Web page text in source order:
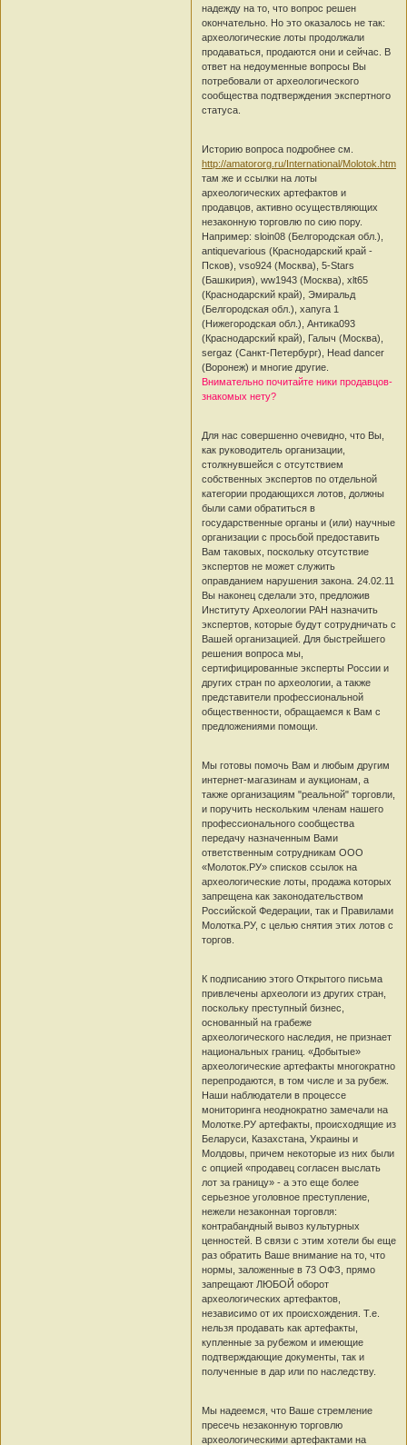
надежду на то, что вопрос решен
окончательно. Но это оказалось не так:
археологические лоты продолжали
продаваться, продаются они и сейчас. В
ответ на недоуменные вопросы Вы
потребовали от археологического
сообщества подтверждения экспертного
статуса.
Историю вопроса подробнее см.
http://amatororg.ru/International/Molotok.htm,
там же и ссылки на лоты
археологических артефактов и
продавцов, активно осуществляющих
незаконную торговлю по сию пору.
Например: sloin08 (Белгородская обл.),
antiquevarious (Краснодарский край -
Псков), vso924 (Москва), 5-Stars
(Башкирия), ww1943 (Москва), xlt65
(Краснодарский край), Эмиральд
(Белгородская обл.), хапуга 1
(Нижегородская обл.), Антика093
(Краснодарский край), Галыч (Москва),
sergaz (Санкт-Петербург), Head dancer
(Воронеж) и многие другие.
Внимательно почитайте ники продавцов-
знакомых нету?
Для нас совершенно очевидно, что Вы,
как руководитель организации,
столкнувшейся с отсутствием
собственных экспертов по отдельной
категории продающихся лотов, должны
были сами обратиться в
государственные органы и (или) научные
организации с просьбой предоставить
Вам таковых, поскольку отсутствие
экспертов не может служить
оправданием нарушения закона. 24.02.11
Вы наконец сделали это, предложив
Институту Археологии РАН назначить
экспертов, которые будут сотрудничать с
Вашей организацией. Для быстрейшего
решения вопроса мы,
сертифицированные эксперты России и
других стран по археологии, а также
представители профессиональной
общественности, обращаемся к Вам с
предложениями помощи.
Мы готовы помочь Вам и любым другим
интернет-магазинам и аукционам, а
также организациям "реальной" торговли,
и поручить нескольким членам нашего
профессионального сообщества
передачу назначенным Вами
ответственным сотрудникам ООО
«Молоток.РУ» списков ссылок на
археологические лоты, продажа которых
запрещена как законодательством
Российской Федерации, так и Правилами
Молотка.РУ, с целью снятия этих лотов с
торгов.
К подписанию этого Открытого письма
привлечены археологи из других стран,
поскольку преступный бизнес,
основанный на грабеже
археологического наследия, не признает
национальных границ. «Добытые»
археологические артефакты многократно
перепродаются, в том числе и за рубеж.
Наши наблюдатели в процессе
мониторинга неоднократно замечали на
Молотке.РУ артефакты, происходящие из
Беларуси, Казахстана, Украины и
Молдовы, причем некоторые из них были
с опцией «продавец согласен выслать
лот за границу» - а это еще более
серьезное уголовное преступление,
нежели незаконная торговля:
контрабандный вывоз культурных
ценностей. В связи с этим хотели бы еще
раз обратить Ваше внимание на то, что
нормы, заложенные в 73 ОФЗ, прямо
запрещают ЛЮБОЙ оборот
археологических артефактов,
независимо от их происхождения. Т.е.
нельзя продавать как артефакты,
купленные за рубежом и имеющие
подтверждающие документы, так и
полученные в дар или по наследству.
Мы надеемся, что Ваше стремление
пресечь незаконную торговлю
археологическими артефактами на